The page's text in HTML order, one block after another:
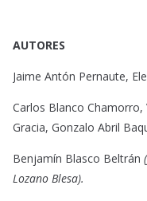
AUTORES
Jaime Antón Pernaute,
Carlos Blanco Chamorro,
Gracia, Gonzalo Abril
Benjamín Blasco Beltrán
Lozano Blesa).